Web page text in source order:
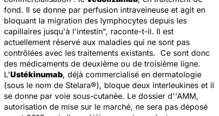
fond. Il se donne par perfusion intraveineuse et agit en
bloquant la migration des lymphocytes depuis les
capillaires jusqu'à l'intestin", raconte-t-il. Il est
actuellement réservé aux maladies qui ne sont pas
contrôlées avec les traitements existants. Ce sont donc
des médicaments de deuxième ou de troisième ligne.
L'Ustékinumab, déjà commercialisé en dermatologie
(sous le nom de Stelara®), bloque deux interleukines et il
se donne par voie sous-cutanée. Le dossier d''AMM,
autorisation de mise sur le marché, ne sera pas déposé